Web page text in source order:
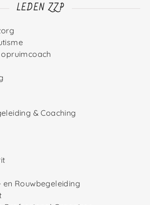
LEDEN ZZP
& Coaching
Rouwbegeleiding